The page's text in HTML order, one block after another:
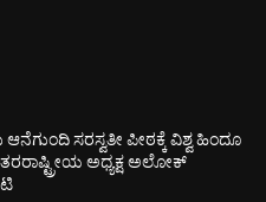
ಆನೆಗುಂದಿ ಸರಸ್ವತೀ ಪೀಠಕ್ಕೆ ವಿಶ್ವ ಹಿಂದೂ
ಅಧ್ಯಕ್ಷ ಅಲೋಕ್